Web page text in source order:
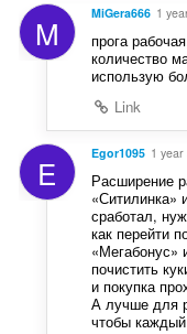
:i
g
e
M MiGera666 1
прога
количество
использую
Link
E Egor1095 1 year
Расширение
«Ситилинка»
сработал,
как перейти
«Мегабонус»
почистить
и покупка
А лучше для
чтобы каждый